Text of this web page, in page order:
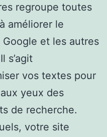
regroupe toutes
améliorer le
et les autres
s’agit
vos textes pour
yeux des
de recherche.
votre site